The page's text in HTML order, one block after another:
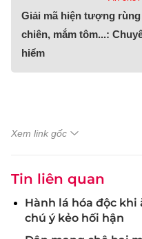
Giải mã hiện tượng
chiên, mắm tôm...:
hiểm
Xem link gốc
Tin liên quan
Hành lá hóa độc
chú ý kẻo hối hận